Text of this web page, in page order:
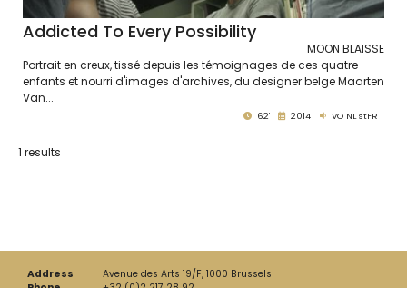
Addicted To Every Possibility
MOON BLAISSE
Portrait en creux, tissé depuis les témoignages de ces quatre
enfants et nourri d'images d'archives, du designer belge Maarten
Van...
62' 2014 VO NL stFR
1 results
Address
Avenue des Arts 19/F, 1000 Brussels